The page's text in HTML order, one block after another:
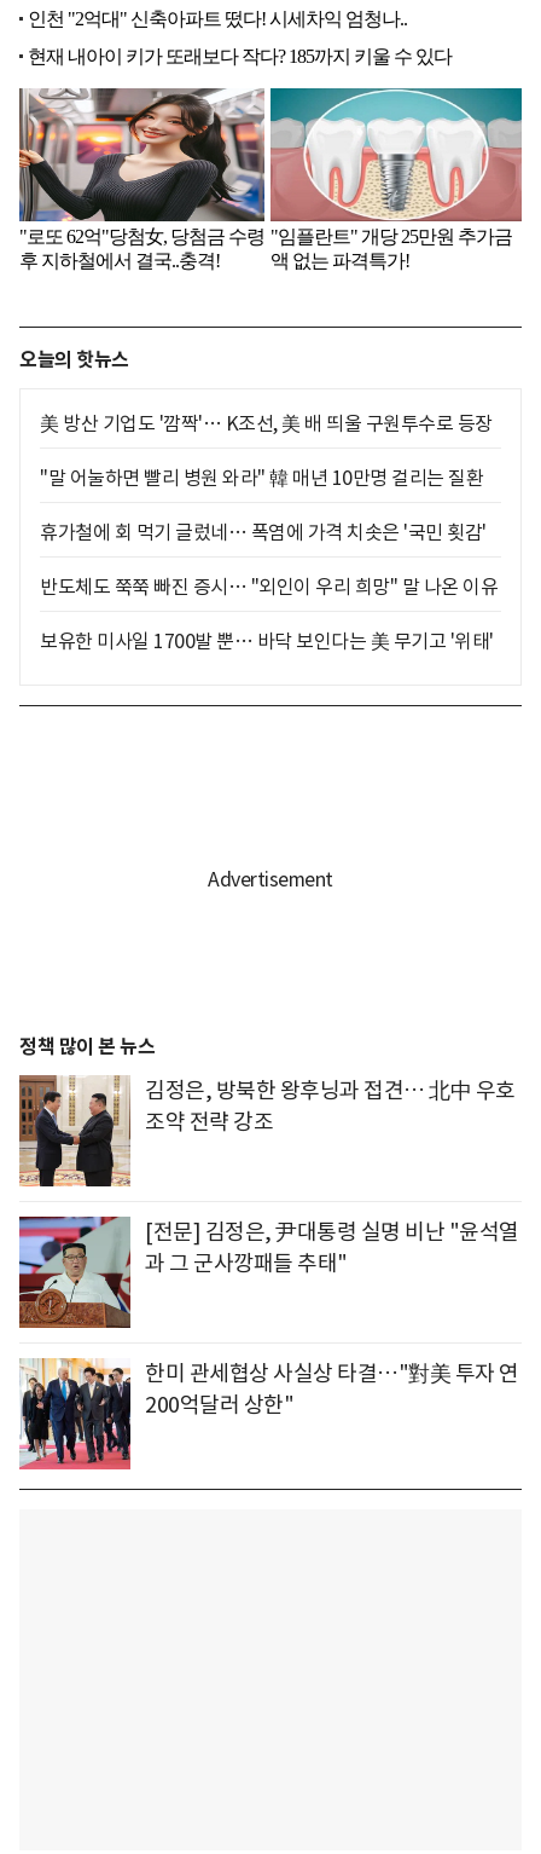
오늘의 핫뉴스
美 방산 기업도 '깜짝'… K조선, 美 배 띄울 구원투수로 등장
"말 어눌하면 빨리 병원 와라" 韓 매년 10만명 걸리는 질환
휴가철에 회 먹기 글렀네… 폭염에 가격 치솟은 '국민 횟감'
반도체도 쭉쭉 빠진 증시… "외인이 우리 희망" 말 나온 이유
보유한 미사일 1700발 뿐… 바닥 보인다는 美 무기고 '위태'
정책 많이 본 뉴스
김정은, 방북한 왕후닝과 접견… 北中 우호
조약 전략 강조
[전문] 김정은, 尹대통령 실명 비난 "윤석열
과 그 군사깡패들 추태"
한미 관세협상 사실상 타결…"對美 투자 연
200억달러 상한"